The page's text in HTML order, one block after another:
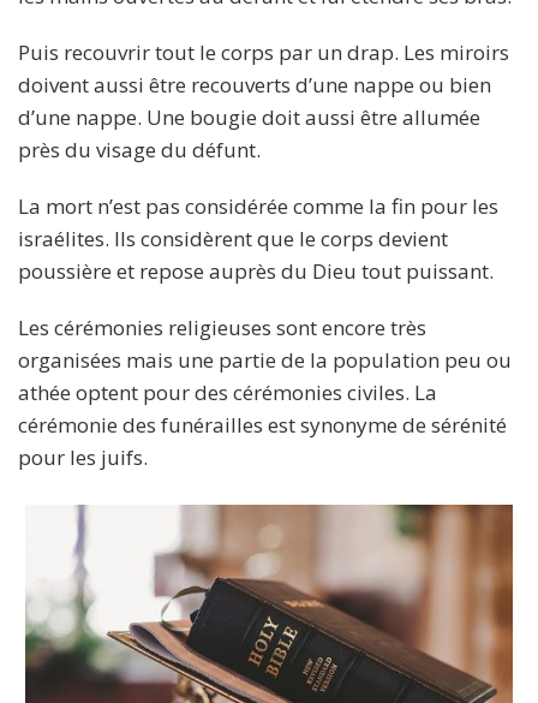
Puis recouvrir tout le corps par un drap. Les miroirs
doivent aussi être recouverts d’une nappe ou bien
d’une nappe. Une bougie doit aussi être allumée
près du visage du défunt.
La mort n’est pas considérée comme la fin pour les
israélites. Ils considèrent que le corps devient
poussière et repose auprès du Dieu tout puissant.
Les cérémonies religieuses sont encore très
organisées mais une partie de la population peu ou
athée optent pour des cérémonies civiles. La
cérémonie des funérailles est synonyme de sérénité
pour les juifs.